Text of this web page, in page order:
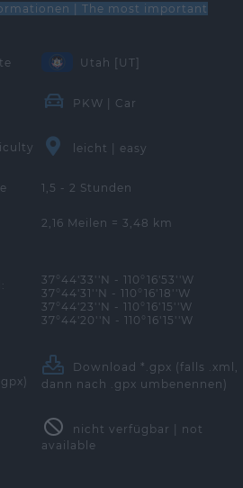
| The most important
Utah [UT]
PKW | Car
leicht | easy
1,5 - 2 Stunden
2,16 Meilen = 3,48 km
37°44'33''N - 110°16'53''W
37°44'31''N - 110°16'18''W
37°44'23''N - 110°16'15''W
37°44'20''N - 110°16'15''W
Download *.gpx (falls .xml,
dann nach .gpx umbenennen)
nicht verfügbar | not
available